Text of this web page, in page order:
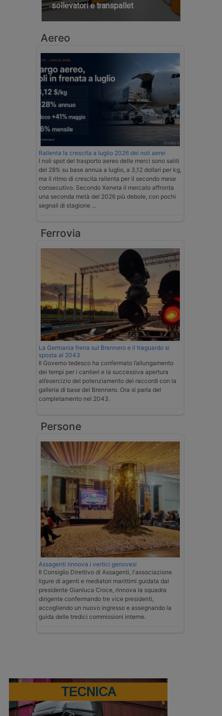
sollevatori e transpallet
Aereo
Rallenta la crescita a luglio 2026 dei noli aerei
I noli spot del trasporto aereo delle merci sono saliti
del 28% su base annua a luglio, a 3,12 dollari per kg,
ma il ritmo di crescita rallenta per il secondo mese
consecutivo. Secondo Xeneta il mercato affronta
una seconda metà del 2026 più debole, con pochi
segnali di stagione …
Ferrovia
La Germania frena sul Brennero e il traguardo si
sposta al 2043
Il Governo tedesco ha confermato l’allungamento
dei tempi per i cantieri e la successiva apertura
all’esercizio del potenziamento dei raccordi con la
galleria di base del Brennero. Ora si parla del
completamento nel 2043.
Persone
Assagenti rinnova i vertici genovesi
Il Consiglio Direttivo di Assagenti, l'associazione
ligure di agenti e mediatori marittimi guidata dal
presidente Gianluca Croce, rinnova la squadra
dirigente confermando tre vice presidenti,
accogliendo un nuovo ingresso e assegnando la
guida delle tredici commissioni interne.
TECNICA